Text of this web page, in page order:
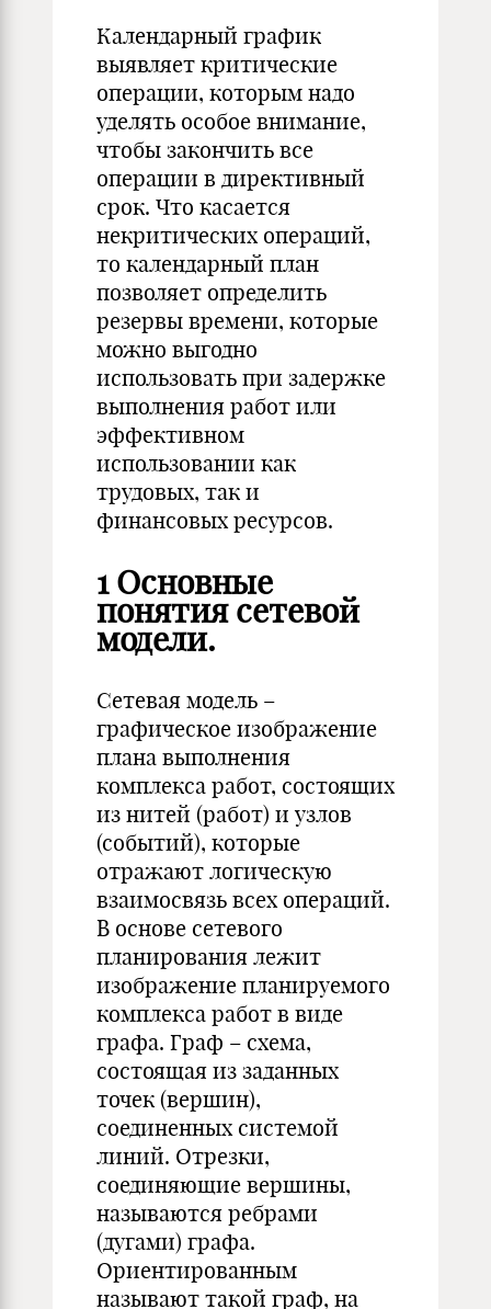
Календарный график
выявляет критические
операции, которым надо
уделять особое внимание,
чтобы закончить все
операции в директивный
срок. Что касается
некритических операций,
то календарный план
позволяет определить
резервы времени, которые
можно выгодно
использовать при задержке
выполнения работ или
эффективном
использовании как
трудовых, так и
финансовых ресурсов.
1 Основные
понятия сетевой
модели.
Сетевая модель –
графическое изображение
плана выполнения
комплекса работ, состоящих
из нитей (работ) и узлов
(событий), которые
отражают логическую
взаимосвязь всех операций.
В основе сетевого
планирования лежит
изображение планируемого
комплекса работ в виде
графа. Граф – схема,
состоящая из заданных
точек (вершин),
соединенных системой
линий. Отрезки,
соединяющие вершины,
называются ребрами
(дугами) графа.
Ориентированным
называют такой граф, на